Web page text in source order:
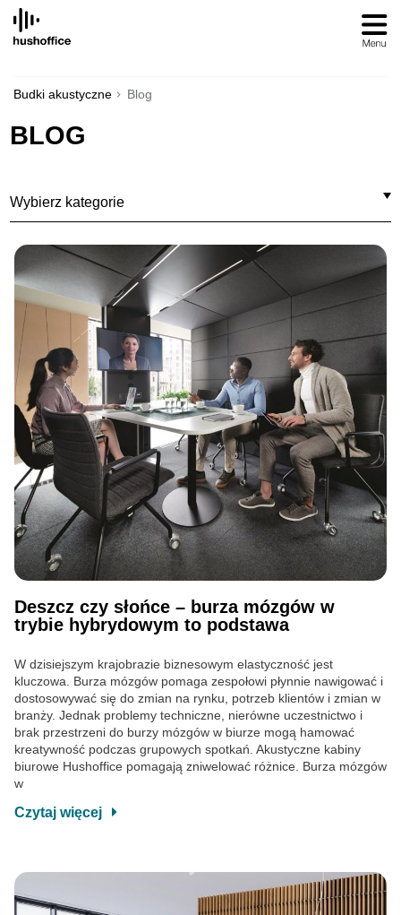
SKIP
CONTENT
Budki akustyczne Blog
BLOG
Wybierz kategorie
Deszcz czy słońce – burza mózgów w
trybie hybrydowym to podstawa
W dzisiejszym krajobrazie biznesowym elastyczność jest
kluczowa. Burza mózgów pomaga zespołowi płynnie nawigować i
dostosowywać się do zmian na rynku, potrzeb klientów i zmian w
branży. Jednak problemy techniczne, nierówne uczestnictwo i
brak przestrzeni do burzy mózgów w biurze mogą hamować
kreatywność podczas grupowych spotkań. Akustyczne kabiny
biurowe Hushoffice pomagają zniwelować różnice. Burza mózgów
w
Czytaj więcej